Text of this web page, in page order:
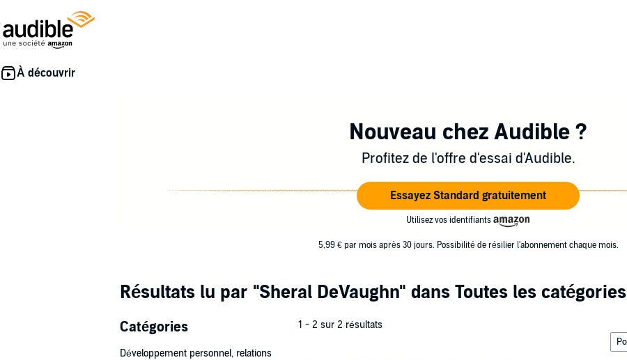
Nouveau chez Audible ?
Profitez de l'offre d'essai d'Audible.
Essayez Standard gratuitement
Utilisez vos identifiants
5,99 € par mois après 30 jours. Possibilité de résilier l'abonnement chaque mois.
Résultats lu par "Sheral DeVaughn" dans Toutes les catégories
Catégories
Développement personnel, relations
1 - 2 sur 2 résultats